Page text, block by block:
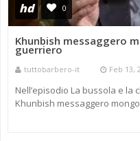
hd 0
Khunbish messaggero
guerriero
tuttobarbero-it Feb 13,
Nell’episodio La bussola e la
Khunbish messaggero